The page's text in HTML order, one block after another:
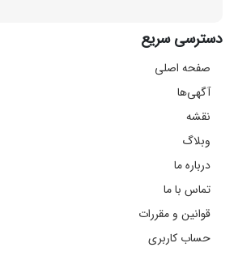
دسترسی سریع
صفحه اصلی
آگهی‌ها
نقشه
وبلاگ
درباره ما
تماس با ما
قوانین و مقررات
حساب کاربری